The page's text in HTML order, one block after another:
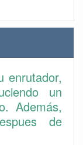
enrutador,
un
Además,
de